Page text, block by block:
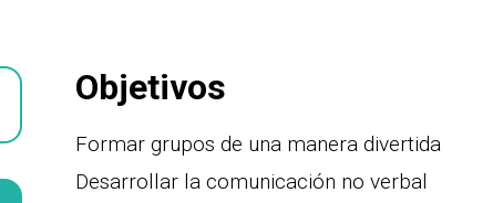
Objetivos
Formar grupos de una manera divertida
Desarrollar la comunicación no verbal